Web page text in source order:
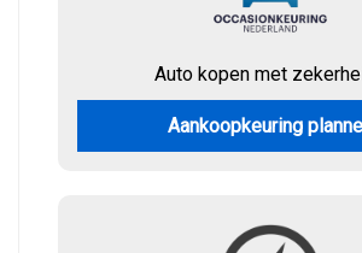
Auto kopen met
Aankoopkeuring